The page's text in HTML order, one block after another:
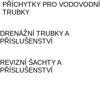
PŘÍCHYTKY PRO VODOVODNÍ
TRUBKY
DRENÁŽNÍ TRUBKY A
PŘÍSLUŠENSTVÍ
REVIZNÍ ŠACHTY A
PŘÍSLUŠENSTVÍ